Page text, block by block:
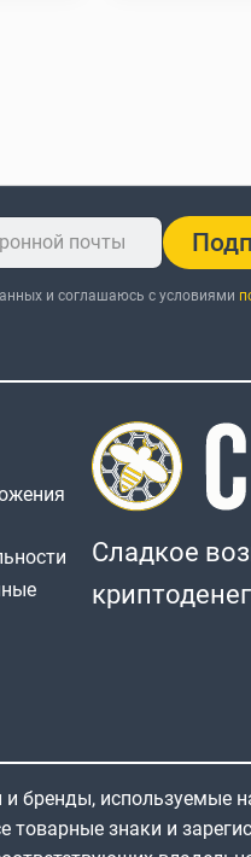
и соглашаюсь с условиями
Сладкое
криптоденег
бренды, используемые
товарные знаки и